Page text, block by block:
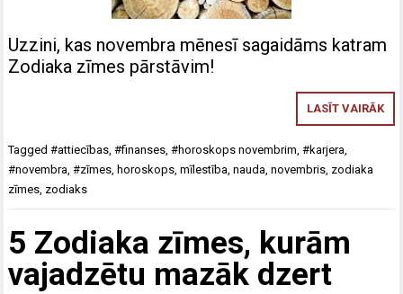
Uzzini, kas novembra mēnesī sagaidāms katram
Zodiaka zīmes pārstāvim!
LASĪT VAIRĀK
Tagged#attiecības,#finanses,#horoskops novembrim,#karjera,
#novembra,#zīmes, horoskops,mīlestība,nauda,novembris, zodiaka
zīmes, zodiaks
5 Zodiaka zīmes, kurām
vajadzētu mazāk dzert